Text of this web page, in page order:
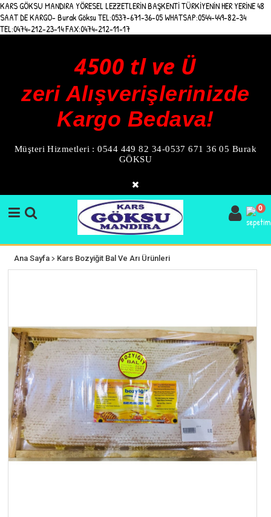
KARS GÖKSU MANDIRA YÖRESEL LEZZETLERİN BAŞKENTİ TÜRKİYENİN HER YERİNE 48
SAAT DE KARGO- Burak Göksu TEL:0537-671-36-05 WHATSAP:0544-449-82-34
TEL:0474-212-23-14 FAX:0474-212-11-17
4500 tl ve Ü
zeri Alışverişlerinizde
Kargo Bedava!
Müşteri Hizmetleri : 0544 449 82 34-0537 671 36 05 Burak
GÖKSU
0
Ana Sayfa> Kars Bozyiğit Bal Ve Arı Ürünleri